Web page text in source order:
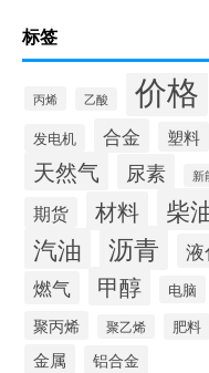
标签
丙烯 乙酸 价格
发电机 合金 塑料
天然气 尿素 新
期货 材料 柴
汽油 沥青
燃气 甲醇 电脑
聚丙烯 聚乙烯 肥料
金属 铝合金